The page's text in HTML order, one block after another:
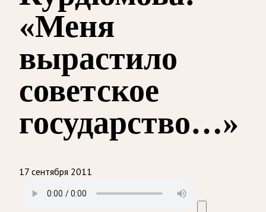
«Меня
вырастило
советское
государство…»
17 сентября 2011